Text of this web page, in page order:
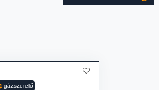
gázszerelő